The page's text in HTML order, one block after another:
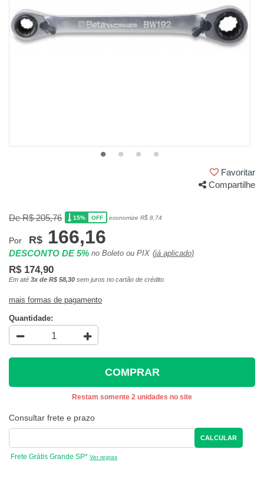
Favoritar
Compartilhe
De R$ 205,76 15% OFF economize R$ 8,74
Por R$ 166,16
DESCONTO DE 5% no Boleto ou PIX (já aplicado)
R$ 174,90
Em até 3x de R$ 58,30 sem juros no cartão de crédito
mais formas de pagamento
Quantidade:
COMPRAR
Restam somente 2 unidades no site
Consultar frete e prazo
CALCULAR
Frete Grátis Grande SP* Ver regras